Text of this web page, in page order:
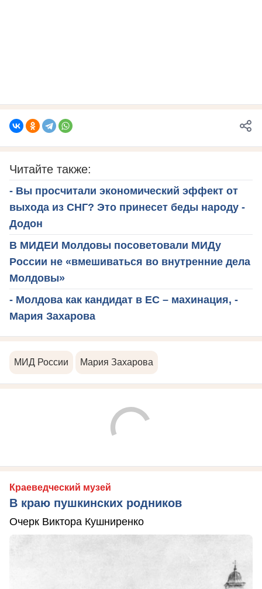
Читайте также:
- Вы просчитали экономический эффект от
выхода из СНГ? Это принесет беды народу -
Додон
В МИДЕИ Молдовы посоветовали МИДу
России не «вмешиваться во внутренние дела
Молдовы»
- Молдова как кандидат в ЕС – махинация, -
Мария Захарова
МИД России Мария Захарова
Краеведческий музей
В краю пушкинских родников
Очерк Виктора Кушниренко